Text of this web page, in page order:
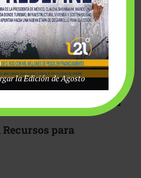
para
la Edición de Agosto